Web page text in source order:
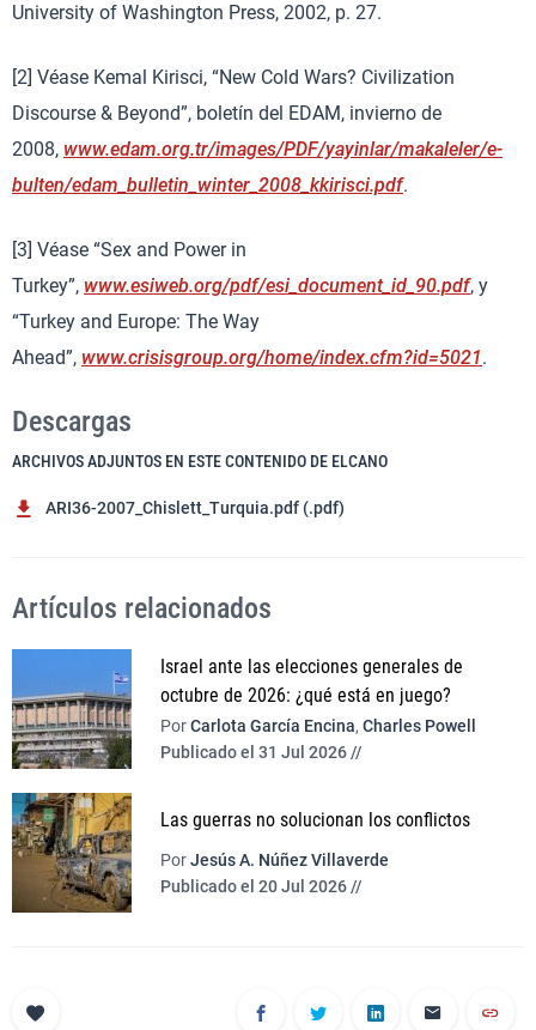
University of Washington Press, 2002, p. 27.
[2] Véase Kemal Kirisci, “New Cold Wars? Civilization
Discourse & Beyond”, boletín del EDAM, invierno de
2008, www.edam.org.tr/images/PDF/yayinlar/makaleler/e-
bulten/edam_bulletin_winter_2008_kkirisci.pdf.
[3] Véase “Sex and Power in
Turkey”, www.esiweb.org/pdf/esi_document_id_90.pdf, y
“Turkey and Europe: The Way
Ahead”, www.crisisgroup.org/home/index.cfm?id=5021.
Descargas
ARCHIVOS ADJUNTOS EN ESTE CONTENIDO DE ELCANO
ARI36-2007_Chislett_Turquia.pdf (.pdf)
Artículos relacionados
Israel ante las elecciones generales de
octubre de 2026: ¿qué está en juego?
PorCarlota García Encina, Charles Powell
Publicado el 31 Jul 2026 //
Las guerras no solucionan los conflictos
PorJesús A. Núñez Villaverde
Publicado el 20 Jul 2026 //